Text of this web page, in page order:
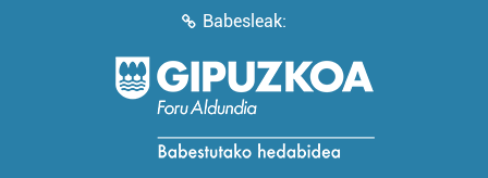
Babesleak: